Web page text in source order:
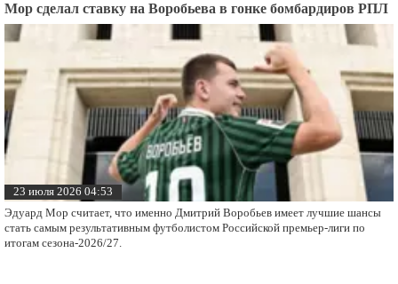
Мор сделал ставку на Воробьева в гонке бомбардиров РПЛ
23 июля 2026 04:53
Эдуард Мор считает, что именно Дмитрий Воробьев имеет лучшие шансы
стать самым результативным футболистом Российской премьер-лиги по
итогам сезона-2026/27.